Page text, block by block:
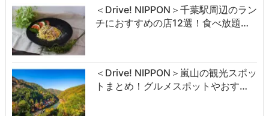
＜Drive! NIPPON＞千葉駅周辺のラン
チにおすすめの店12選！食べ放題…
＜Drive! NIPPON＞嵐山の観光スポッ
トまとめ！グルメスポットやおす…